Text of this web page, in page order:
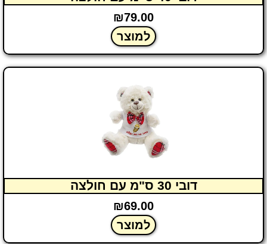
₪79.00
למוצר
דובי 30 ס"מ עם חולצה
₪69.00
למוצר